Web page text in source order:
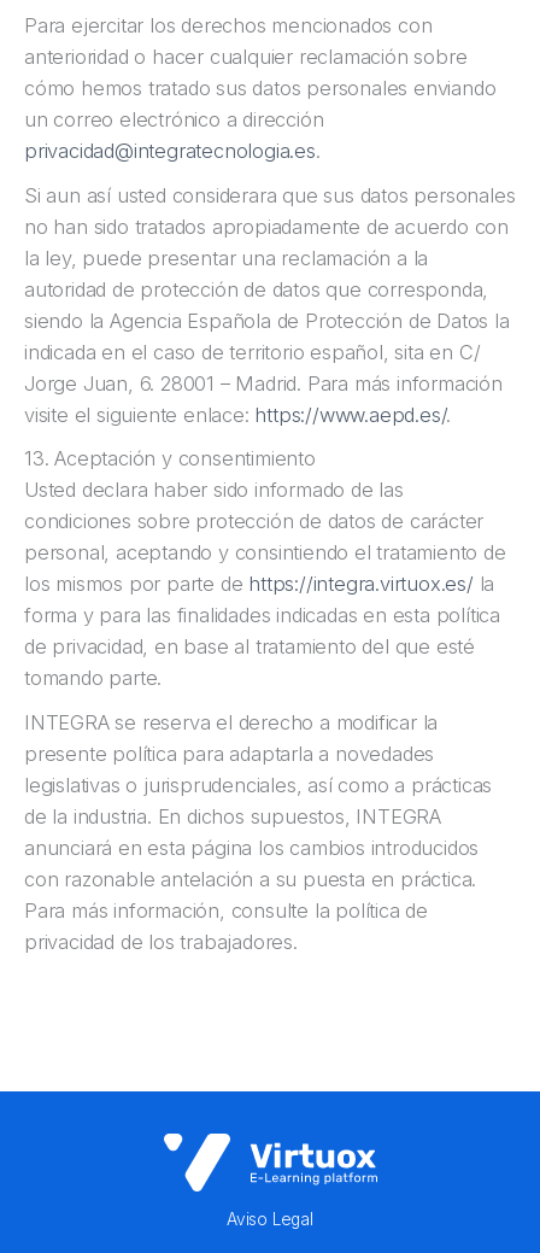
Para ejercitar los derechos mencionados con
anterioridad o hacer cualquier reclamación sobre
cómo hemos tratado sus datos personales enviando
un correo electrónico a dirección
privacidad@integratecnologia.es.
Si aun así usted considerara que sus datos personales
no han sido tratados apropiadamente de acuerdo con
la ley, puede presentar una reclamación a la
autoridad de protección de datos que corresponda,
siendo la Agencia Española de Protección de Datos la
indicada en el caso de territorio español, sita en C/
Jorge Juan, 6. 28001 – Madrid. Para más información
visite el siguiente enlace: https://www.aepd.es/.
13. Aceptación y consentimiento
Usted declara haber sido informado de las
condiciones sobre protección de datos de carácter
personal, aceptando y consintiendo el tratamiento de
los mismos por parte de https://integra.virtuox.es/la
forma y para las finalidades indicadas en esta política
de privacidad, en base al tratamiento del que esté
tomando parte.
INTEGRA se reserva el derecho a modificar la
presente política para adaptarla a novedades
legislativas o jurisprudenciales, así como a prácticas
de la industria. En dichos supuestos, INTEGRA
anunciará en esta página los cambios introducidos
con razonable antelación a su puesta en práctica.
Para más información, consulte la política de
privacidad de los trabajadores.
Aviso Legal